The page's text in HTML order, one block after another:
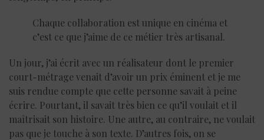
Chaque collaboration est unique en cinéma et
c’est ce que j’aime de ce métier très artisanal.
Un jour, j’ai écrit avec un réalisateur dont le premier
court-métrage venait d’avoir un prix éminent et je me
suis rendue compte que cette personne savait à peine
écrire. Pourtant, il savait très bien ce qu’il voulait et il
maîtrisait son histoire. Une autre, au contraire, ne voulait
pas que je touche à son texte. D’autres fois, on se